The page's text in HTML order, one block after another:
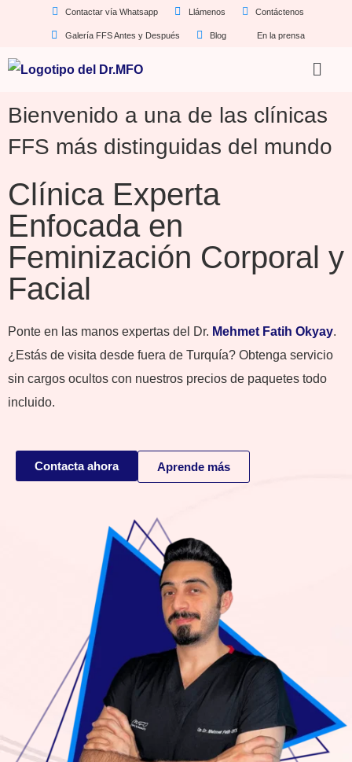
Contactar vía Whatsapp Llámenos Contáctenos
Galería FFS Antes y Después Blog En la prensa
Bienvenido a una de las clínicas
FFS más distinguidas del mundo
Clínica Experta
Enfocada en
Feminización Corporal y
Facial
Ponte en las manos expertas del Dr. Mehmet Fatih Okyay.
¿Estás de visita desde fuera de Turquía? Obtenga servicio
sin cargos ocultos con nuestros precios de paquetes todo
incluido.
Contacta ahora Aprende más